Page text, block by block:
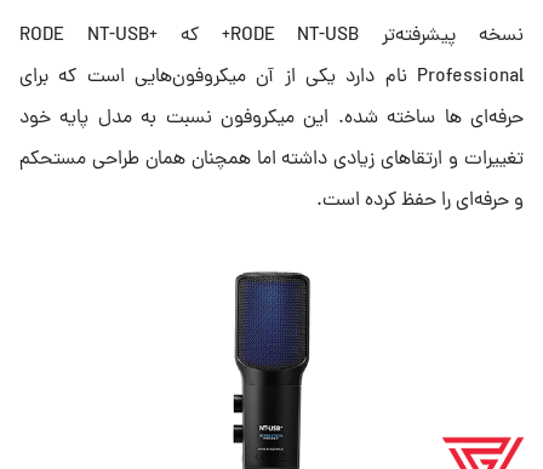
نسخه پیشرفته‌تر RODE NT-USB+ که RODE NT-USB+
Professional نام دارد یکی از آن میکروفون‌هایی است که برای
حرفه‌ای ها ساخته شده. این میکروفون نسبت به مدل پایه خود
تغییرات و ارتقاهای زیادی داشته اما همچنان همان طراحی مستحکم
و حرفه‌ای را حفظ کرده است.